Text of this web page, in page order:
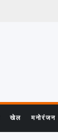
खेल मनोरंजन